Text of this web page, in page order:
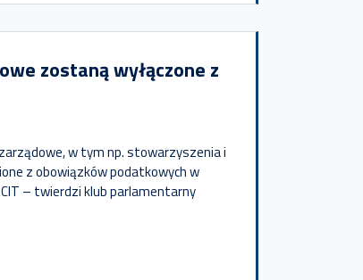
zostaną wyłączone z
w tym np. stowarzyszenia i
z obowiązków podatkowych w
– twierdzi klub parlamentarny